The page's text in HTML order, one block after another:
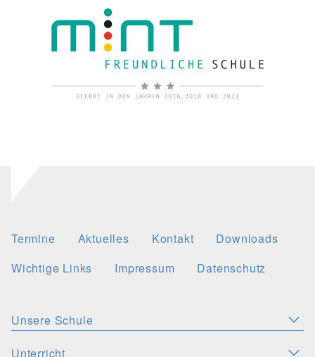
Termine Aktuelles Kontakt
Downloads
Wichtige Links
Impressum Datenschutz
Unsere Schule
Aktuelles
Unterricht